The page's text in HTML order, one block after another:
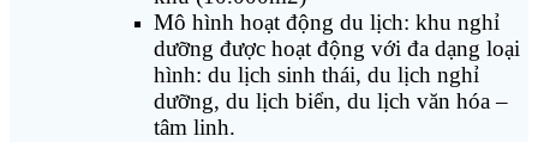
Mô hình hoạt động du lịch: khu nghỉ
dưỡng được hoạt động với đa dạng loại
hình: du lịch sinh thái, du lịch nghỉ
dưỡng, du lịch biển, du lịch văn hóa –
tâm linh.